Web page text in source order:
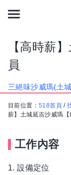
【高時薪
員
三絕味沙威瑪(土
目前位置： 518首頁 /
薪】土城延吉沙威瑪【
工作內容
1. 設備定位